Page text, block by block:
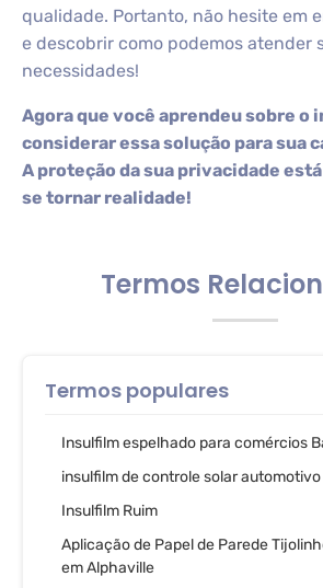
qualidade. Portanto, não hesite em
e descobrir como podemos atender
necessidades!
Agora que você aprendeu sobre o
considerar essa solução para sua
A proteção da sua privacidade está
se tornar realidade!
Termos
Termos populares
Insulfilm espelhado para comércios
insulfilm de controle solar automotivo
Insulfilm Ruim
Aplicação de Papel de Parede
em Alphaville